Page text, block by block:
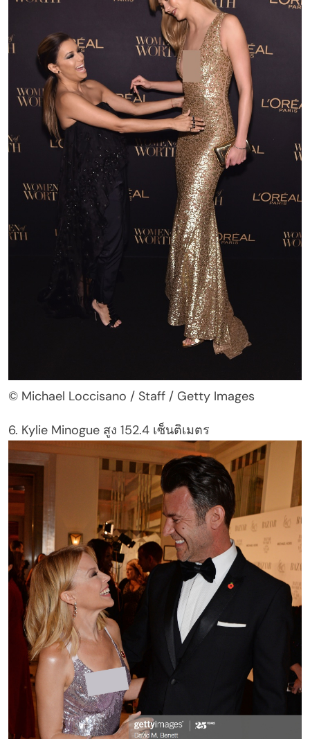
© Michael Loccisano / Staff / Getty Images
6. Kylie Minogue สูง 152.4 เซ็นติเมตร